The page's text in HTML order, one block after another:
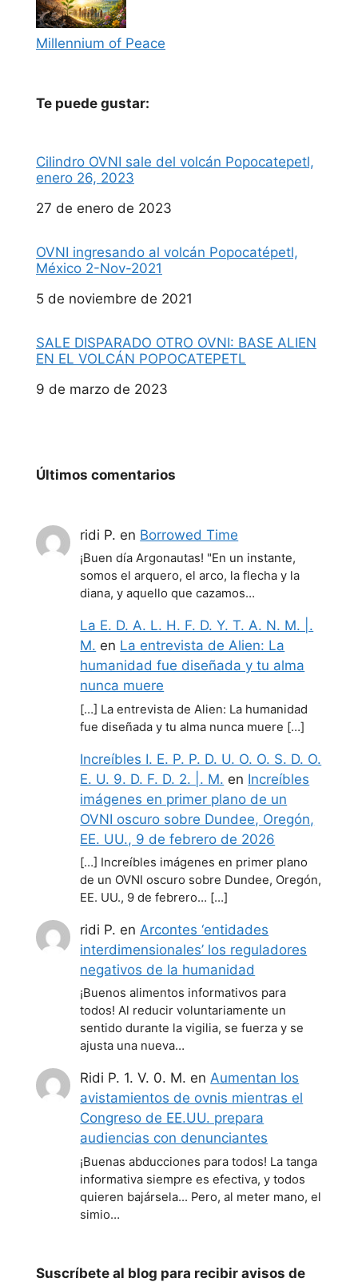
Millennium of Peace
Te puede gustar:
Cilindro OVNI sale del volcán Popocatepetl,
enero 26, 2023
Fecha
27 de enero de 2023
OVNI ingresando al volcán Popocatépetl,
México 2-Nov-2021
Fecha
5 de noviembre de 2021
SALE DISPARADO OTRO OVNI: BASE ALIEN
EN EL VOLCÁN POPOCATEPETL
Fecha
9 de marzo de 2023
Últimos comentarios
ridi P. en Borrowed Time
¡Buen día Argonautas! "En un instante,
somos el arquero, el arco, la flecha y la
diana, y aquello que cazamos…
La E. D. A. L. H. F. D. Y. T. A. N. M. |.
M. en La entrevista de Alien: La
humanidad fue diseñada y tu alma
nunca muere
[…] La entrevista de Alien: La humanidad
fue diseñada y tu alma nunca muere […]
Increíbles I. E. P. P. D. U. O. O. S. D. O.
E. U. 9. D. F. D. 2. |. M. en Increíbles
imágenes en primer plano de un
OVNI oscuro sobre Dundee, Oregón,
EE. UU., 9 de febrero de 2026
[…] Increíbles imágenes en primer plano
de un OVNI oscuro sobre Dundee, Oregón,
EE. UU., 9 de febrero… […]
ridi P. enArcontes ‘entidades
interdimensionales’ los reguladores
negativos de la humanidad
¡Buenos alimentos informativos para
todos! Al reducir voluntariamente un
sentido durante la vigilia, se fuerza y se
ajusta una nueva…
Ridi P. 1. V. 0. M. enAumentan los
avistamientos de ovnis mientras el
Congreso de EE.UU. prepara
audiencias con denunciantes
¡Buenas abducciones para todos! La tanga
informativa siempre es efectiva, y todos
quieren bajársela... Pero, al meter mano, el
simio…
Suscríbete al blog para recibir avisos de